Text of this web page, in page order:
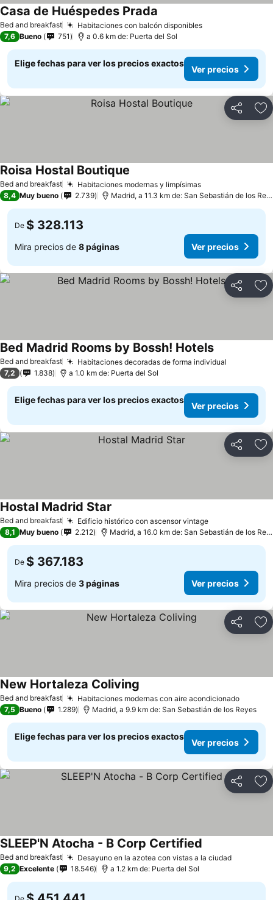
Bed and breakfast Habitaciones con balcón disponiblesVer precios
Casa de Huéspedes Prada
7,6 Bueno 751 a 0.6 km de: Puerta del Sol
Elige fechas para ver los precios exactos
Ver precios
Compartir
Bed and breakfast Habitaciones modernas y limpísimasVer precios
Roisa Hostal Boutique
8,4 Muy bueno 2.739 Madrid, a 11.3 km de: San Sebastián de los
De $ 328.113
Mira precios de 8 páginas Ver precios
Compartir
Bed and breakfast Habitaciones decoradas de forma individual
Bed Madrid Rooms by Bossh! HotelsVer precios
7,2 1.838 a 1.0 km de: Puerta del Sol
Elige fechas para ver los precios exactos
Ver precios
Compartir
Bed and breakfast Edificio histórico con ascensor vintageVer precios
Hostal Madrid Star
8,1 Muy bueno 2.212 Madrid, a 16.0 km de: San Sebastián de los
De $ 367.183
Mira precios de 3 páginas Ver precios
Compartir
Bed and breakfast Habitaciones modernas con aire acondicionadoVer
New Hortaleza Coliving
7,5 Bueno 1.289 Madrid, a 9.9 km de: San Sebastián de los Reyes
Elige fechas para ver los precios exactos
Ver precios
Compartir
Bed and breakfast Desayuno en la azotea con vistas a la ciudadVer
SLEEP'N Atocha - B Corp Certified
9,2 Excelente 18.546 a 1.2 km de: Puerta del Sol
De